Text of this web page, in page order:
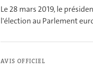
Le 28 mars 2019, le
l'élection au Parlement
AVIS OFFICIEL